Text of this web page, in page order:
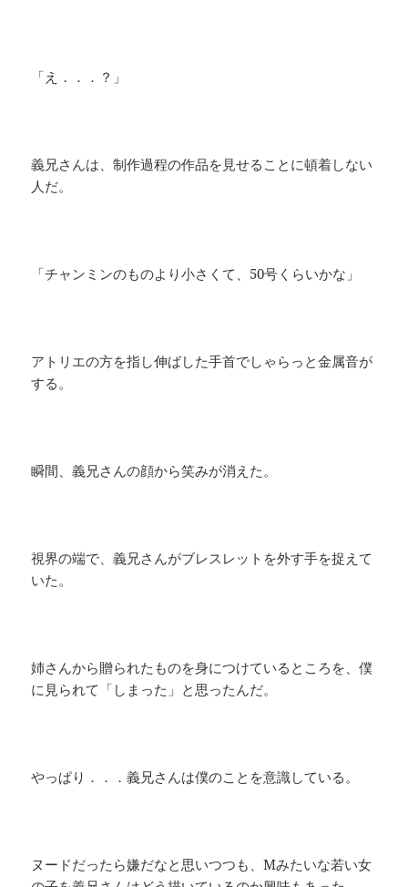
「え．．．？」
義兄さんは、制作過程の作品を見せることに頓着しない
人だ。
「チャンミンのものより小さくて、50号くらいかな」
アトリエの方を指し伸ばした手首でしゃらっと金属音が
する。
瞬間、義兄さんの顔から笑みが消えた。
視界の端で、義兄さんがブレスレットを外す手を捉えて
いた。
姉さんから贈られたものを身につけているところを、僕
に見られて「しまった」と思ったんだ。
やっぱり．．．義兄さんは僕のことを意識している。
ヌードだったら嫌だなと思いつつも、Mみたいな若い女